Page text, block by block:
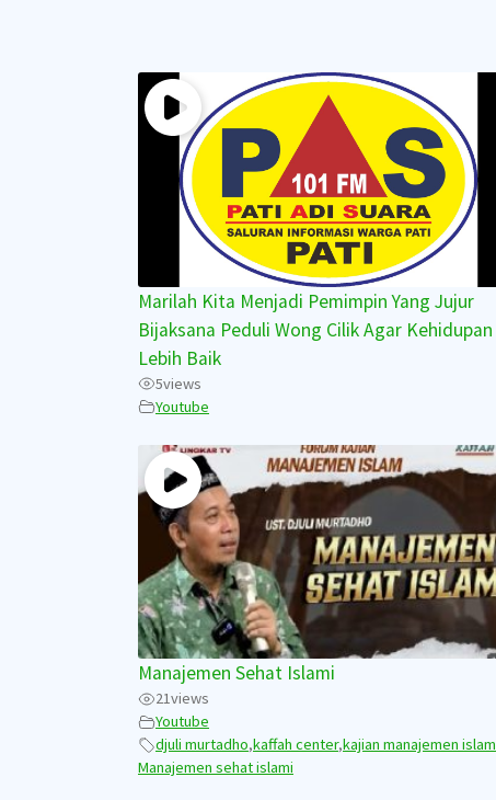
Marilah Kita Menjadi Pemimpin Yang Jujur
Bijaksana Peduli Wong Cilik Agar Kehidupan
Lebih Baik
5views
Youtube
Manajemen Sehat Islami
21views
Youtube
djuli murtadho,kaffah center,kajian manajemen islam
Manajemen sehat islami